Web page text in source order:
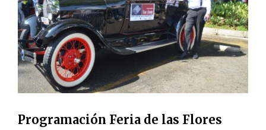
Programación Feria de las Flores